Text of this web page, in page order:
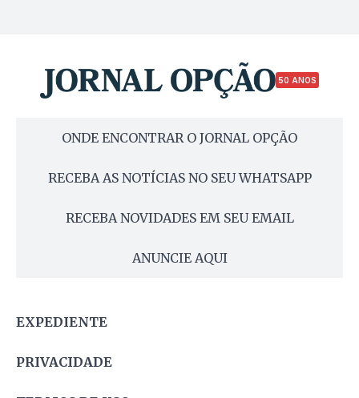
50 ANOS
ONDE ENCONTRAR O JORNAL OPÇÃO
RECEBA AS NOTÍCIAS NO SEU WHATSAPP
RECEBA NOVIDADES EM SEU EMAIL
ANUNCIE AQUI
EXPEDIENTE
PRIVACIDADE